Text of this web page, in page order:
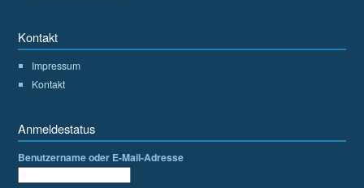
Kontakt
Impressum
Kontakt
Anmeldestatus
Benutzername oder E-Mail-Adresse